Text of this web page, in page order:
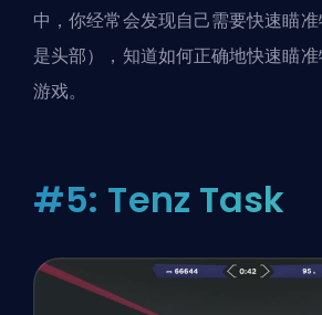
中，你经常会发现自己需要快速瞄
是头部），知道如何正确地快速瞄
游戏。
#5: Tenz Task